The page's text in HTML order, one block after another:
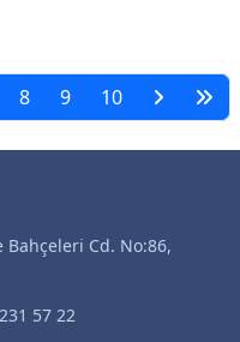
8 9 10
Bahçeleri Cd. No:86,
57 22